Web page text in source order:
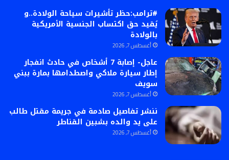
#ترامب:حظر تأشيرات سياحة الولادة..و
يُقيد حق اكتساب الجنسية الأمريكية
بالولادة
أغسطس 7, 2026
عاجل- إصابة 7 أشخاص في حادث انفجار
إطار سيارة ملاكي واصطدامها بمارة ببني
سويف
أغسطس 7, 2026
ننشر تفاصيل صادمة في جريمة مقتل طالب
على يد والده بشبين القناطر
أغسطس 7, 2026